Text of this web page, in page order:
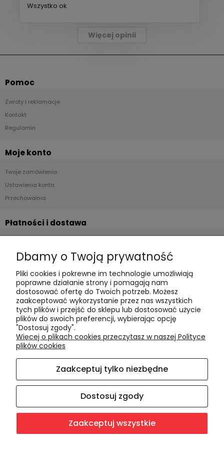
Wszystko ok
Więcej opinii
Pomoc
Zwroty i reklamacje
Kontakt
Regulamin
Moje konto
Twoje zamówienia
Ustawienia konta
Przechowalnia
Płatności i dostawa
Czas realizacji i koszty dostawy
Informacje
Polityka cookies
Polityka prywatności
Blog
O nas
Kontakt i dane firmy
O firmie
Dbamy o Twoją prywatność
Pliki cookies i pokrewne im technologie umożliwiają
poprawne działanie strony i pomagają nam
dostosować ofertę do Twoich potrzeb. Możesz
zaakceptować wykorzystanie przez nas wszystkich
tych plików i przejść do sklepu lub dostosować użycie
plików do swoich preferencji, wybierając opcję
"Dostosuj zgody".
Więcej o plikach cookies przeczytasz w naszej Polityce
plików cookies
Zaakceptuj tylko niezbędne
Dostosuj zgody
Zaakceptuj wszystkie